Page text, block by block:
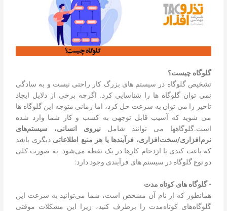
گلوگاه چیست؟
تشخیص گلوگاه در سیستم های بزرگ کار راحتی نیست و به سادگی
نمی توان گلوگاه ها را شناسایی کرد. اگرچه برخی از دلایل ایجاد
تاخیر را می توان به سرعت حل کرد، اما زمانی متوجه این گلوگاه ها
می شوید که آسیب قابل توجهی به کسب و کار شما وارد شده
است.گلوگاه­ها می توانند شامل نیروی انسانی، سیستم‌های
نرم‌افزاری/سخت‌افزاری، فرآیندها یا هر منبع اطلاعاتی دیگری باشد
که باعث کندی یا ازدحام کارها در یک نقطه می‌شود. به صورت کلی
دو نوع گلوگاه در سیستم های فرآیندی وجود دارد:
•گلوگاه های کوتاه مدت
همانطور که از نام آن مشخص است، شما می‌توانید به سرعت این
گلوگاه‌های کوتاه‌مدت را برطرف کنید، زیرا این مشکلات موقتی